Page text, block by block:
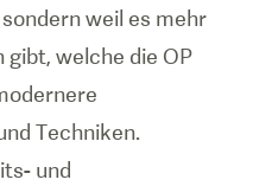
weil es mehr
gibt, welche die OP
Techniken.
und